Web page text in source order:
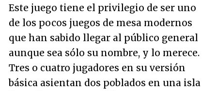
Este juego tiene el privilegio de ser uno
de los pocos juegos de mesa modernos
que han sabido llegar al público general
aunque sea sólo su nombre, y lo merece.
Tres o cuatro jugadores en su versión
básica asientan dos poblados en una isla